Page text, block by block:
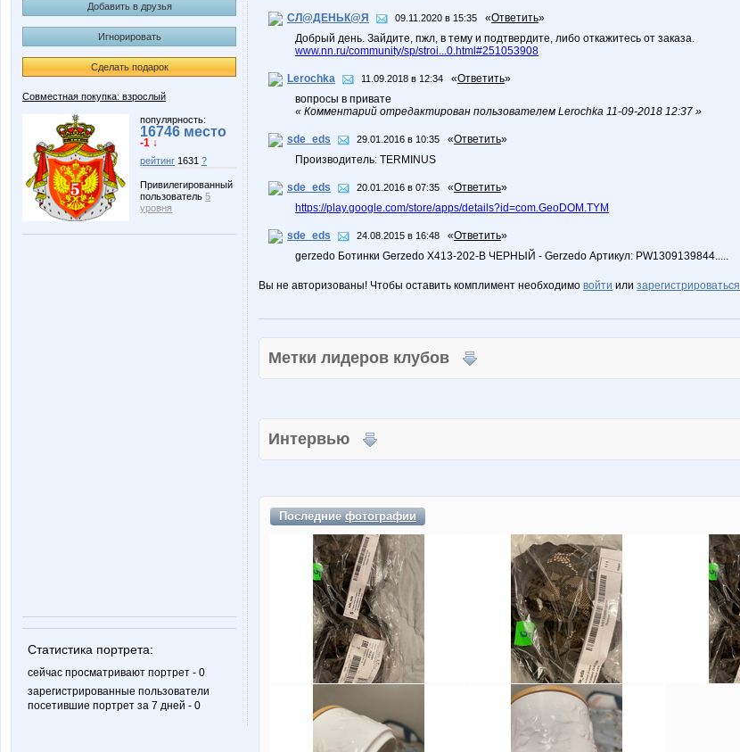
Добавить в друзья
Игнорировать
Сделать подарок
Совместная покупка: взрослый
популярность:
16746 место
-1 ↓
рейтинг 1631 ?
Привилегированный
пользователь 5
уровня
Статистика портрета:
сейчас просматривают портрет - 0
зарегистрированные пользователи
посетившие портрет за 7 дней - 0
СЛ@ДЕНЬК@Я 09.11.2020 в 15:35 «Ответить»
Добрый день. Зайдите, пжл, в тему и подтвердите, либо откажитесь от заказа.
www.nn.ru/community/sp/stroi...0.html#251053908
Lerochka 11.09.2018 в 12:34 «Ответить»
вопросы в привате
« Комментарий отредактирован пользователем Lerochka 11-09-2018 12:37 »
sde_eds 29.01.2016 в 10:35 «Ответить»
Производитель: TERMINUS
sde_eds 20.01.2016 в 07:35 «Ответить»
https://play.google.com/store/apps/details?id=com.GeoDOM.TYM
sde_eds 24.08.2015 в 16:48 «Ответить»
gerzedo Ботинки Gerzedo X413-202-B ЧЕРНЫЙ - Gerzedo Артикул: PW1309139844.....
Вы не авторизованы! Чтобы оставить комплимент необходимо войти или зарегистрироваться
Метки лидеров клубов
Интервью
Последниефотографии